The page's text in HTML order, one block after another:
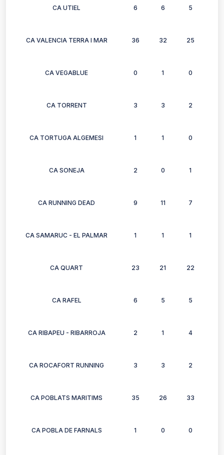
CA UTIEL 6 6 5
CA VALENCIA TERRA I MAR 36 32 25
CA VEGABLUE 0 1 0
CA TORRENT 3 3 2
CA TORTUGA ALGEMESI 1 1 0
CA SONEJA 2 0 1
CA RUNNING DEAD 9 11 7
CA SAMARUC - EL PALMAR 1 1 1
CA QUART 23 21 22
CA RAFEL 6 5 5
CA RIBAPEU - RIBARROJA 2 1 4
CA ROCAFORT RUNNING 3 3 2
CA POBLATS MARITIMS 35 26 33
CA POBLA DE FARNALS 1 0 0